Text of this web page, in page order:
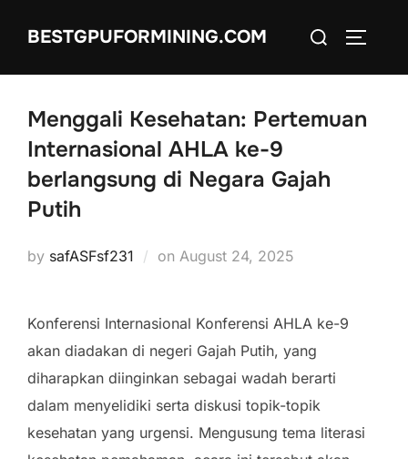
BESTGPUFORMINING.COM
Search
Menggali Kesehatan: Pertemuan
Internasional AHLA ke-9
berlangsung di Negara Gajah
Putih
by safASFsf231 on Posted
August 24, 2025
Konferensi Internasional Konferensi AHLA ke-9
akan diadakan di negeri Gajah Putih, yang
diharapkan diinginkan sebagai wadah berarti
dalam menyelidiki serta diskusi topik-topik
kesehatan yang urgensi. Mengusung tema literasi